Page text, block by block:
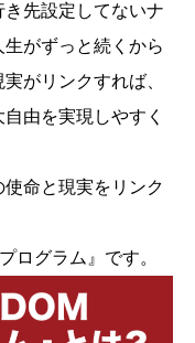
先設定してないナ
がずっと続くから
がリンクすれば、
由を実現しやすく
命と現実をリンク
ログラム』です。